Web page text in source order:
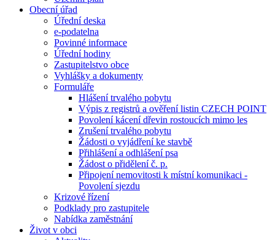
Obecní úřad
Úřední deska
e-podatelna
Povinné informace
Úřední hodiny
Zastupitelstvo obce
Vyhlášky a dokumenty
Formuláře
Hlášení trvalého pobytu
Výpis z registrů a ověření listin CZECH POINT
Povolení kácení dřevin rostoucích mimo les
Zrušení trvalého pobytu
Žádosti o vyjádření ke stavbě
Přihlášení a odhlášení psa
Žádost o přidělení č. p.
Připojení nemovitosti k místní komunikaci -
Povolení sjezdu
Krizové řízení
Podklady pro zastupitele
Nabídka zaměstnání
Život v obci